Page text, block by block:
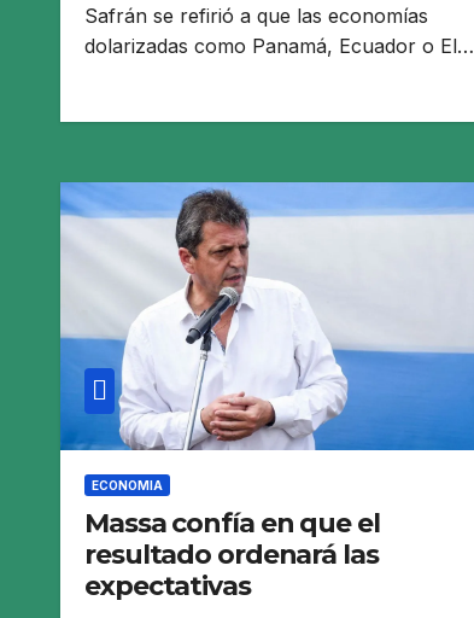
Safrán se refirió a que las economías
dolarizadas como Panamá, Ecuador o El…
ECONOMIA
Massa confía en que el
resultado ordenará las
expectativas